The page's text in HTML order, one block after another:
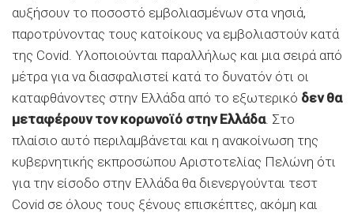
αυξήσουν το ποσοστό εμβολιασμένων στα νησιά,
παροτρύνοντας τους κατοίκους να εμβολιαστούν κατά
της Covid. Υλοποιούνται παραλλήλως και μια σειρά από
μέτρα για να διασφαλιστεί κατά το δυνατόν ότι οι
καταφθάνοντες στην Ελλάδα από το εξωτερικό δεν θα
μεταφέρουν τον κορωνοϊό στην Ελλάδα. Στο
πλαίσιο αυτό περιλαμβάνεται και η ανακοίνωση της
κυβερνητικής εκπροσώπου Αριστοτελίας Πελώνη ότι
για την είσοδο στην Ελλάδα θα διενεργούνται τεστ
Covid σε όλους τους ξένους επισκέπτες, ακόμη και